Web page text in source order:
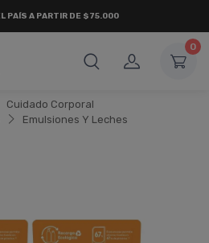
0
Cuidado Corporal
Emulsiones Y Leches